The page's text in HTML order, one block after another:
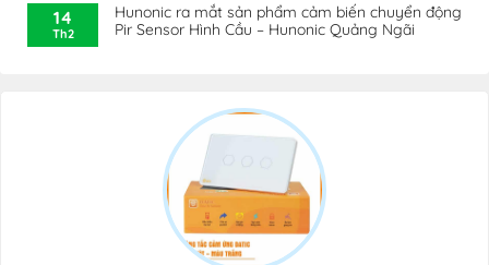
14
Th2
Hunonic ra mắt sản phẩm cảm biến chuyển động
Pir Sensor Hình Cầu – Hunonic Quảng Ngãi